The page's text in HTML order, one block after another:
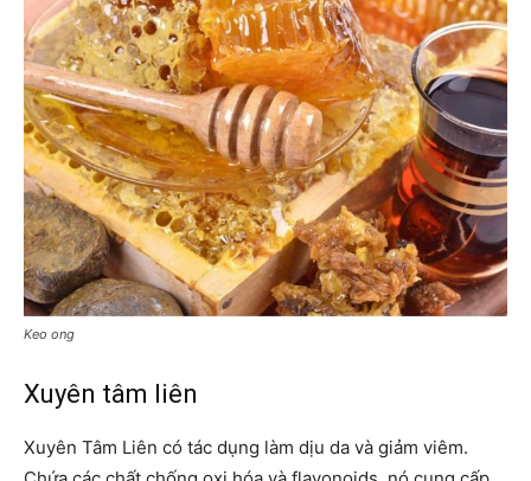
Keo ong
Xuyên tâm liên
Xuyên Tâm Liên có tác dụng làm dịu da và giảm viêm.